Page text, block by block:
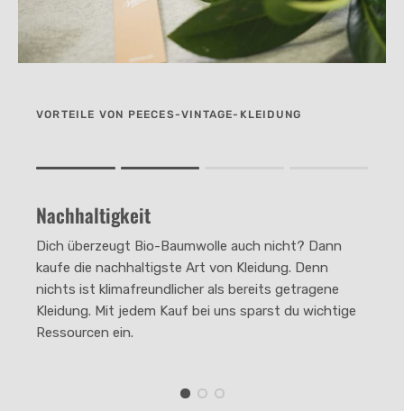
VORTEILE VON PEECES-VINTAGE-KLEIDUNG
The rating of this product for "" is 2.
Nachhaltigkeit
Dich überzeugt Bio-Baumwolle auch nicht? Dann
kaufe die nachhaltigste Art von Kleidung. Denn
nichts ist klimafreundlicher als bereits getragene
Kleidung. Mit jedem Kauf bei uns sparst du wichtige
Ressourcen ein.